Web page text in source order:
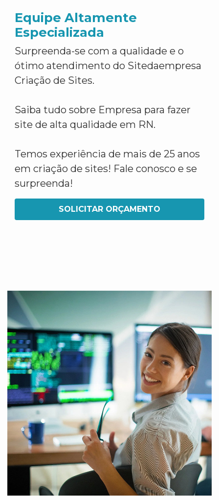
Equipe Altamente
Especializada
Surpreenda-se com a qualidade e o
ótimo atendimento do Sitedaempresa
Criação de Sites.
Saiba tudo sobre Empresa para fazer
site de alta qualidade em RN.
Temos experiência de mais de 25 anos
em criação de sites! Fale conosco e se
surpreenda!
SOLICITAR ORÇAMENTO